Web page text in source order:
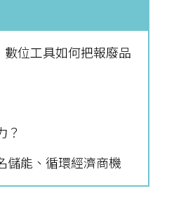
位工具如何把報廢品
？
儲能、循環經濟商機